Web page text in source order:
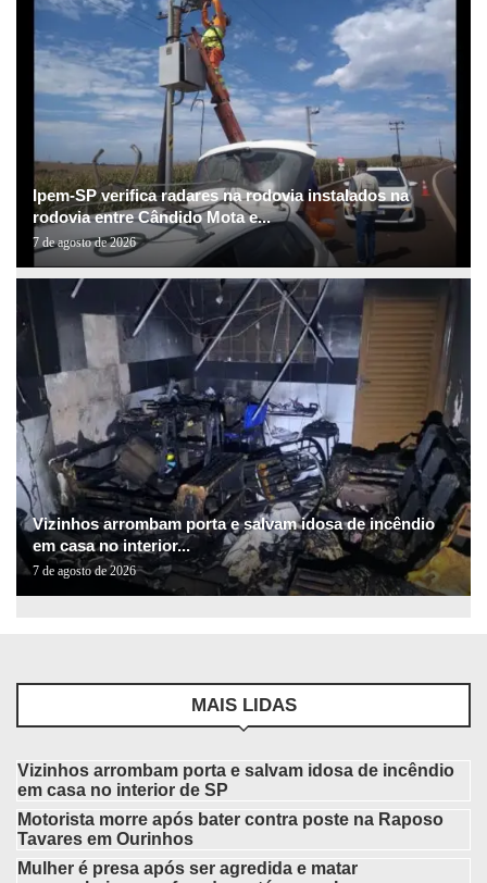
Ipem-SP verifica radares na rodovia instalados na
rodovia entre Cândido Mota e...
7 de agosto de 2026
Vizinhos arrombam porta e salvam idosa de incêndio
em casa no interior...
7 de agosto de 2026
MAIS LIDAS
Vizinhos arrombam porta e salvam idosa de incêndio
em casa no interior de SP
Motorista morre após bater contra poste na Raposo
Tavares em Ourinhos
Mulher é presa após ser agredida e matar